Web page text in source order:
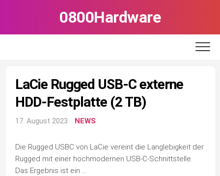
0800Hardware
LaCie Rugged USB-C externe
HDD-Festplatte (2 TB)
17. August 2023 NEWS
Die Rugged USB­C von LaCie vereint die Langlebigkeit der
Rugged mit einer hochmodernen USB-C-Schnittstelle.
Das Ergebnis ist ein …